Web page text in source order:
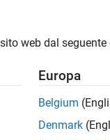
web dal seguente
Europa
Belgium
Denmark